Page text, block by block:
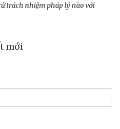
trách nhiệm pháp lý nào với
mới